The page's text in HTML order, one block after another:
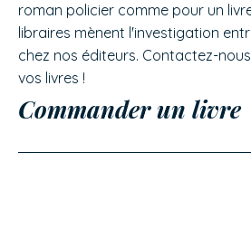
roman policier comme pour un
libraires mènent l'investigation
chez nos éditeurs. Contactez-
vos livres !
Commander un livre